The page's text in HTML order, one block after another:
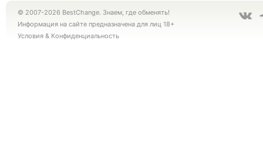
© 2007-2026 BestChange. Знаем, где обменять!
Информация на сайте предназначена для лиц 18+
Условия & Конфиденциальность